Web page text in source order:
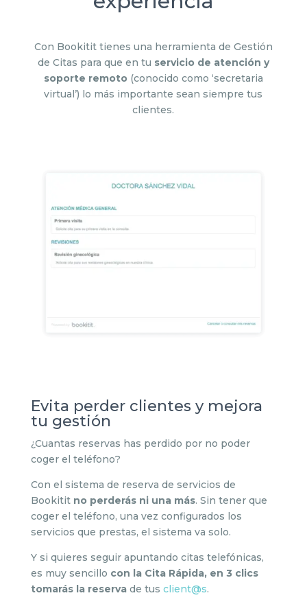
Con Bookitit tienes una herramienta de Gestión
de Citas para que en tu servicio de atención y
soporte remoto (conocido como ‘secretaria
virtual’) lo más importante sean siempre tus
clientes.
Evita perder clientes y mejora
tu gestión
¿Cuantas reservas has perdido por no poder
coger el teléfono?
Con el sistema de reserva de servicios de
Bookitit no perderás ni una más. Sin tener que
coger el teléfono, una vez configurados los
servicios que prestas, el sistema va solo.
Y si quieres seguir apuntando citas telefónicas,
es muy sencillo con la Cita Rápida, en 3 clics
tomarás la reservade tus client@s.